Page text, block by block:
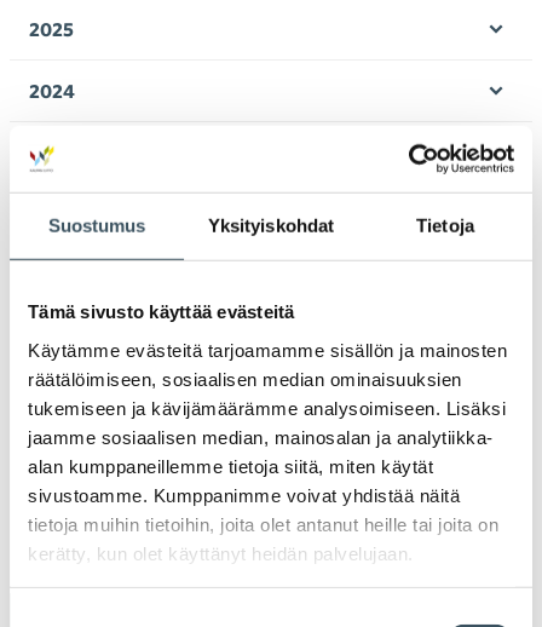
Suostumus Yksityiskohdat Tietoja
Tämä sivusto käyttää evästeitä
Käytämme evästeitä tarjoamamme sisällön ja mainosten
räätälöimiseen, sosiaalisen median ominaisuuksien
tukemiseen ja kävijämäärämme analysoimiseen. Lisäksi
jaamme sosiaalisen median, mainosalan ja analytiikka-
alan kumppaneillemme tietoja siitä, miten käytät
sivustoamme. Kumppanimme voivat yhdistää näitä
tietoja muihin tietoihin, joita olet antanut heille tai joita on
kerätty, kun olet käyttänyt heidän palvelujaan.
2025
2024
2023
2022
2019
2018
2017